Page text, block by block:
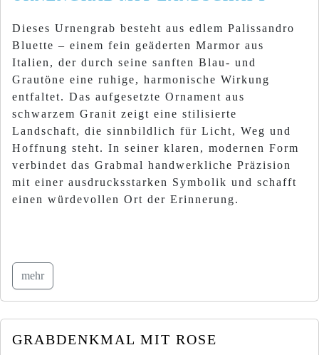
Dieses Urnengrab besteht aus edlem Palissandro
Bluette – einem fein geäderten Marmor aus
Italien, der durch seine sanften Blau- und
Grautöne eine ruhige, harmonische Wirkung
entfaltet. Das aufgesetzte Ornament aus
schwarzem Granit zeigt eine stilisierte
Landschaft, die sinnbildlich für Licht, Weg und
Hoffnung steht. In seiner klaren, modernen Form
verbindet das Grabmal handwerkliche Präzision
mit einer ausdrucksstarken Symbolik und schafft
einen würdevollen Ort der Erinnerung.
mehr
GRABDENKMAL MIT ROSE